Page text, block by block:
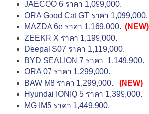
JAECOO 6 ราคา 1,099,000.
ORA Good Cat GT ราคา 1,099,000.
MAZDA 6e ราคา 1,169,000. (NEW)
ZEEKR X ราคา 1,199,000.
Deepal S07 ราคา 1,119,000.
BYD SEALION 7 ราคา 1,149,900.
ORA 07 ราคา 1,299,000.
BAW M8 ราคา 1,299,000.
(NEW)
Hyundai IONIQ 5 ราคา 1,399,000.
MG IM5 ราคา 1,449,900.